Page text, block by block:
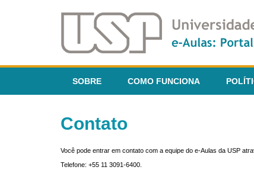
SOBRE COMO FUNCIONA
Contato
Você pode entrar em contato com a equipe do e-Aulas da USP
Telefone: +55 11 3091-6400.